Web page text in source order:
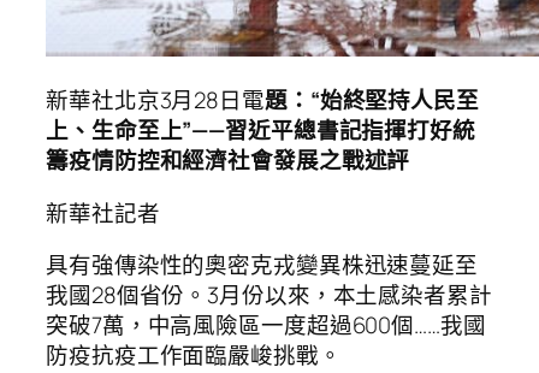
新華社北京3月28日電題：“始終堅持人民至
上、生命至上”——習近平總書記指揮打好統
籌疫情防控和經濟社會發展之戰述評
新華社記者
具有強傳染性的奧密克戎變異株迅速蔓延至
我國28個省份。3月份以來，本土感染者累計
突破7萬，中高風險區一度超過600個……我國
防疫抗疫工作面臨嚴峻挑戰。